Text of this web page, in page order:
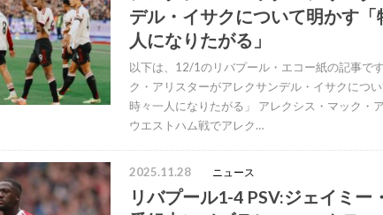
デル・イサクについて明かす
人になりたがる」
以下は、12/1のリバプール・エコー紙の記事で
ク・アリスターがアレクサンデル・イサクにつ
時々一人になりたがる」 アレクシス・マック・
ウエストハム戦でアレク…
2025.11.28 ニュース
リバプール1-4 PSV:ジェイミー